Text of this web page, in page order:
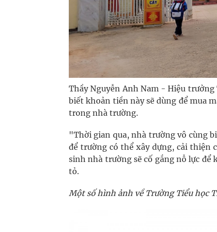
Thầy Nguyễn Anh Nam - Hiệu
biết khoản tiền này sẽ dùng để mua
trong nhà trường.
"Thời gian qua, nhà trường vô cùng
để trường có thể xây dựng, cải thiện
sinh nhà trường sẽ cố gắng nỗ lực
tỏ.
Một số hình ảnh về Trường Tiểu học